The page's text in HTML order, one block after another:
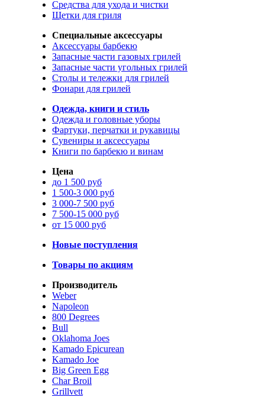
Средства для ухода и чистки
Щетки для гриля
Специальные аксессуары
Аксессуары барбекю
Запасные части газовых грилей
Запасные части угольных грилей
Столы и тележки для грилей
Фонари для грилей
Одежда, книги и стиль
Одежда и головные уборы
Фартуки, перчатки и рукавицы
Сувениры и аксессуары
Книги по барбекю и винам
Цена
до 1 500 руб
1 500-3 000 руб
3 000-7 500 руб
7 500-15 000 руб
от 15 000 руб
Новые поступления
Товары по акциям
Производитель
Weber
Napoleon
800 Degrees
Bull
Oklahoma Joes
Kamado Epicurean
Kamado Joe
Big Green Egg
Char Broil
Grillvett